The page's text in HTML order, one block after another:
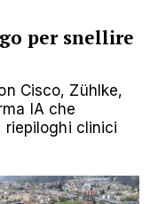
per snellire
Cisco, Zühlke,
IA che
clinici